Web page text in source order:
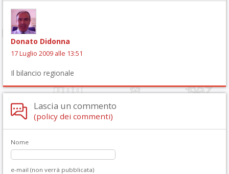
Donato Didonna
17 Luglio 2009 alle 13:51
Il bilancio regionale
Lascia un commento
(policy dei commenti)
Nome
e-mail (non verrà pubblicata)